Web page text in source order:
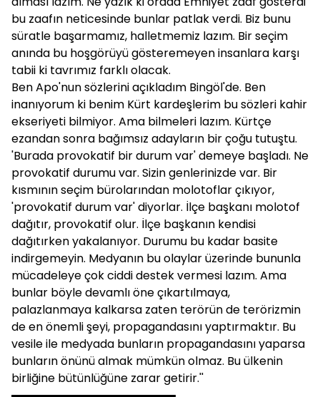
bu zaafın neticesinde bunlar patlak verdi. Biz bunu
süratle başarmamız, halletmemiz lazım. Bir seçim
anında bu hoşgörüyü gösteremeyen insanlara karşı
tabii ki tavrımız farklı olacak.
Ben Apo'nun sözlerini açıkladım Bingöl'de. Ben
inanıyorum ki benim Kürt kardeşlerim bu sözleri kahir
ekseriyeti bilmiyor. Ama bilmeleri lazım. Kürtçe
ezandan sonra bağımsız adayların bir çoğu tutuştu.
'Burada provokatif bir durum var' demeye başladı. Ne
provokatif durumu var. Sizin genlerinizde var. Bir
kısmının seçim bürolarından molotoflar çıkıyor,
'provokatif durum var' diyorlar. İlçe başkanı molotof
dağıtır, provokatif olur. İlçe başkanın kendisi
dağıtırken yakalanıyor. Durumu bu kadar basite
indirgemeyin. Medyanın bu olaylar üzerinde bununla
mücadeleye çok ciddi destek vermesi lazım. Ama
bunlar böyle devamlı öne çıkartılmaya,
palazlanmaya kalkarsa zaten terörün de terörizmin
de en önemli şeyi, propagandasını yaptırmaktır. Bu
vesile ile medyada bunların propagandasını yaparsa
bunların önünü almak mümkün olmaz. Bu ülkenin
birliğine bütünlüğüne zarar getirir.''